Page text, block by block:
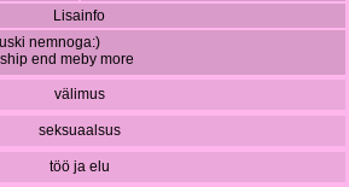
Lisainfo
nemnoga:)
end meby more
välimus
seksuaalsus
töö ja elu